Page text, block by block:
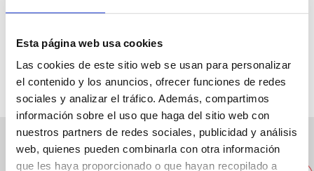
Esta página web usa cookies
Las cookies de este sitio web se usan para personalizar
el contenido y los anuncios, ofrecer funciones de redes
sociales y analizar el tráfico. Además, compartimos
información sobre el uso que haga del sitio web con
nuestros partners de redes sociales, publicidad y análisis
web, quienes pueden combinarla con otra información
que les haya proporcionado o que hayan recopilado a
Especialidad:Pizza con mozzarella de búfala
Capacidad:24
Otros restaurantes cercanos